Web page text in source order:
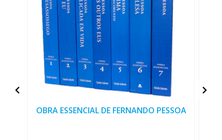
OBRA ESSENCIAL DE FERNANDO PESSOA